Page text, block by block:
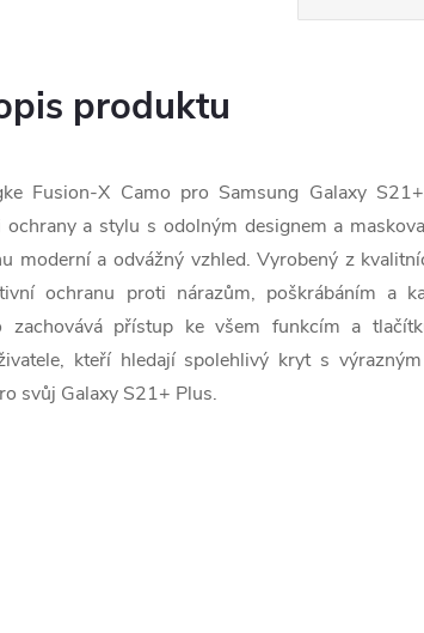
produktu
Fusion-X Camo pro Samsung Galaxy
a stylu s odolným designem a
moderní a odvážný vzhled. Vyrobený z
ochranu proti nárazům, poškrábáním a
zachovává přístup ke všem funkcím a
kteří hledají spolehlivý kryt s
svůj Galaxy S21+ Plus.